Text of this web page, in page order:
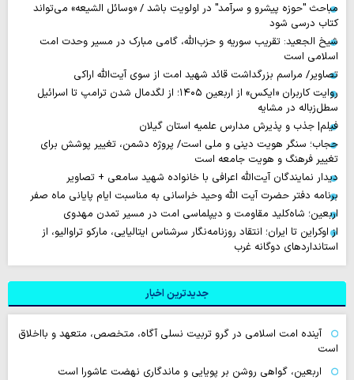
مباحث "حوزه پیشرو و سرآمد" در اولویت باشد / «وسائل الشیعه» می‌تواند
کتاب درسی شود
شیخ الجعید: تقریب سوریه و حزب‌الله، گامی مبارک در مسیر وحدت امت
اسلامی است
تصاویر/ مراسم بزرگداشت قائد شهید امت از سوی آیت‌الله اراکی
روایت‌ کاربران «ایکس» از اربعین ۱۴۰۵؛ از لگدمال شدن ترامپ تا اسرائیل
سطل‌زباله‌ در مشایه
فیلم| جذب و پذیرش مدارس علمیه استان گیلان
حجاب؛ سنگر هویت دینی و ملی است/ پروژه دشمن، تغییر پوشش برای
تغییر فرهنگ و هویت جامعه است
دیدار نمایندگان آیت‌الله اعرافی با خانواده شهید سامعی + تصاویر
برنامه دفتر حضرت آیت الله وحید خراسانی به مناسبت ایام پایانی ماه صفر
اربعین؛ شاه‌کلید مقاومت و دیپلماسی امت در مسیر تمدن مهدوی
از اوکراین تا ایران؛ انتقاد روزنامه‌نگار سرشناس ایتالیایی، مارکو تراوالیو، از
استانداردهای دوگانه غرب
جدیدترین اخبار
آینده امت اسلامی در گرو تربیت نسلی آگاه، متخصص، متعهد و بااخلاق
است
اربعین، گواهی روشن بر پویایی و ماندگاری نهضت عاشورا است